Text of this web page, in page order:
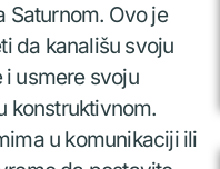
Saturnom. Ovo je
da kanališu svoju
i usmere svoju
konstruktivnom.
u komunikaciji ili